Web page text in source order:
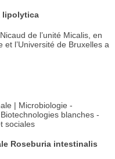
lipolytica
de l’unité Micalis, en
et l’Université de Bruxelles a
| Microbiologie -
blanches -
sociales
Roseburia intestinalis